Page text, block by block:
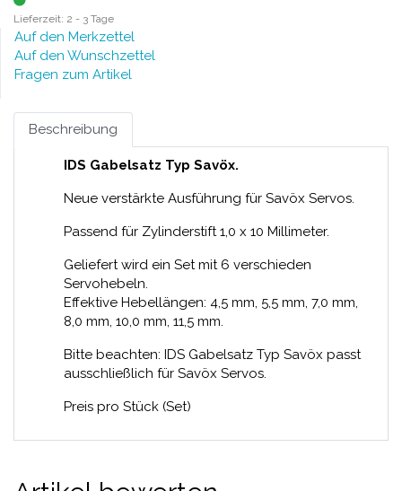
Lieferzeit: 2 - 3 Tage
Auf den Merkzettel
Auf den Wunschzettel
Fragen zum Artikel
Beschreibung
IDS Gabelsatz Typ Savöx.
Neue verstärkte Ausführung für Savöx Servos.
Passend für Zylinderstift 1,0 x 10 Millimeter.
Geliefert wird ein Set mit 6 verschieden
Servohebeln.
Effektive Hebellängen: 4,5 mm, 5,5 mm, 7,0 mm,
8,0 mm, 10,0 mm, 11,5 mm.
Bitte beachten: IDS Gabelsatz Typ Savöx passt
ausschließlich für Savöx Servos.
Preis pro Stück (Set)